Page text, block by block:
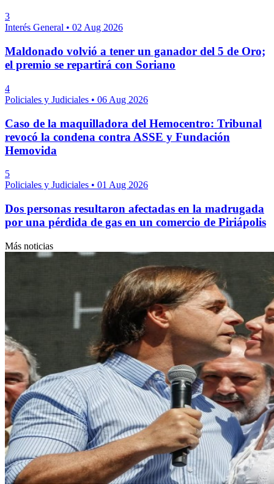
3
Interés General • 02 Aug 2026
Maldonado volvió a tener un ganador del 5 de Oro;
el premio se repartirá con Soriano
4
Policiales y Judiciales • 06 Aug 2026
Caso de la maquilladora del Hemocentro: Tribunal
revocó la condena contra ASSE y Fundación
Hemovida
5
Policiales y Judiciales • 01 Aug 2026
Dos personas resultaron afectadas en la madrugada
por una pérdida de gas en un comercio de Piriápolis
Más noticias